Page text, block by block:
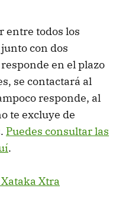
entre todos los
con dos
en el plazo
se contactará al
responde, al
te excluye de
Puedes consultar las
.
Xtra